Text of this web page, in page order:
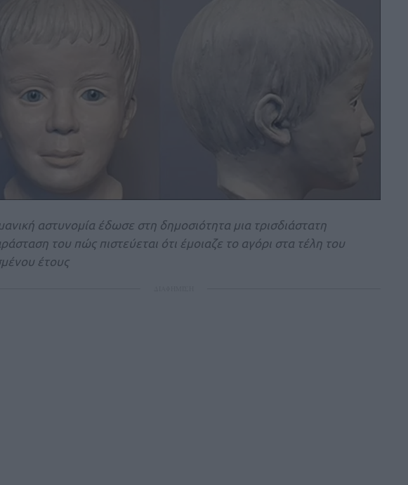
αστυνομία έδωσε στη δημοσιότητα μια τρισδιάστατη
του πώς πιστεύεται ότι έμοιαζε το αγόρι στα τέλη του
έτους